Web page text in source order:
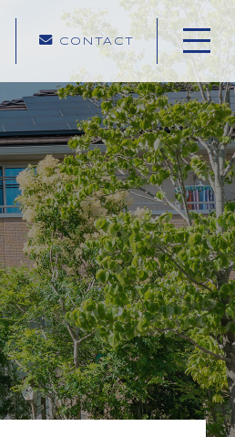
CONTACT
ホーム
社について
相談事例
売却メニュー
客様の声
却の流れ
くある質問
お知らせ
ンテンツ